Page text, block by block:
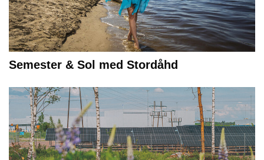
Semester & Sol med Stordåhd